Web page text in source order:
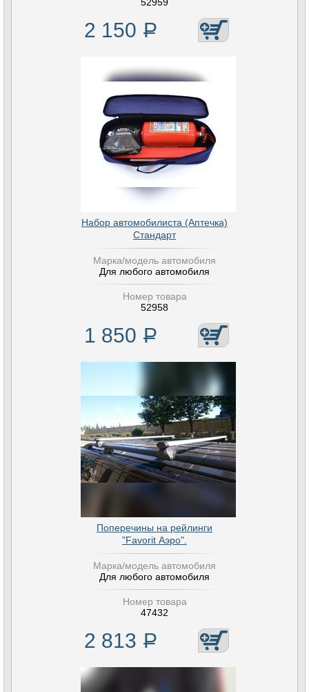
2 150 Р
Набор автомобилиста (Аптечка)
Стандарт
Марка/модель автомобиля
Для любого автомобиля
Номер товара
52958
1 850 Р
Поперечины на рейлинги
"Favorit Аэро".
Марка/модель автомобиля
Для любого автомобиля
Номер товара
47432
2 813 Р